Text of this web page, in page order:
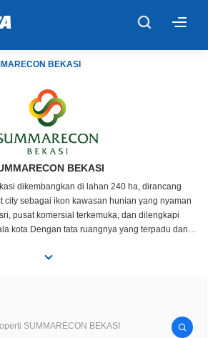
BEKASI
BEKASI
dikembangkan di lahan 240 ha, dirancang
city sebagai ikon kawasan hunian yang nyaman
pusat komersial terkemuka, dan dilengkapi
kota Dengan tata ruangnya yang terpadu dan
Summarecon Bekasi (Mall, Shop Houses, Office
dan sarana berkumpul Mulai dari perumahan,
dan kondominium Sebagai kota berwawasan